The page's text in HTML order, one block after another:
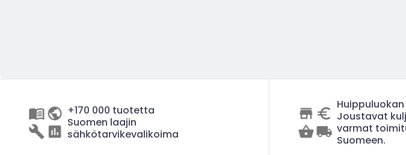
+170 000 tuotetta
Suomen laajin
sähkötarvikevalikoima
Joustavat
varmat
Suomeen.